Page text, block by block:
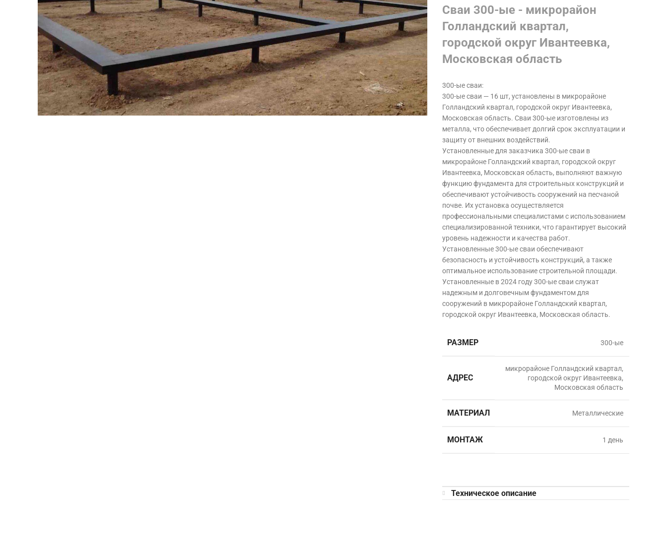
Сваи 300-ые - микрорайон
Голландский квартал,
городской округ Ивантеевка,
Московская область
300-ые сваи:
300-ые сваи — 16 шт, установлены в микрорайоне
Голландский квартал, городской округ Ивантеевка,
Московская область. Сваи 300-ые изготовлены из
металла, что обеспечивает долгий срок эксплуатации и
защиту от внешних воздействий.
Установленные для заказчика 300-ые сваи в
микрорайоне Голландский квартал, городской округ
Ивантеевка, Московская область, выполняют важную
функцию фундамента для строительных конструкций и
обеспечивают устойчивость сооружений на песчаной
почве. Их установка осуществляется
профессиональными специалистами с использованием
специализированной техники, что гарантирует высокий
уровень надежности и качества работ.
Установленные 300-ые сваи обеспечивают
безопасность и устойчивость конструкций, а также
оптимальное использование строительной площади.
Установленные в 2024 году 300-ые сваи служат
надежным и долговечным фундаментом для
сооружений в микрорайоне Голландский квартал,
городской округ Ивантеевка, Московская область.
РАЗМЕР 300-ые
АДРЕС
микрорайоне Голландский квартал,
городской округ Ивантеевка,
Московская область
МАТЕРИАЛ Металлические
МОНТАЖ 1 день
Техническое описание